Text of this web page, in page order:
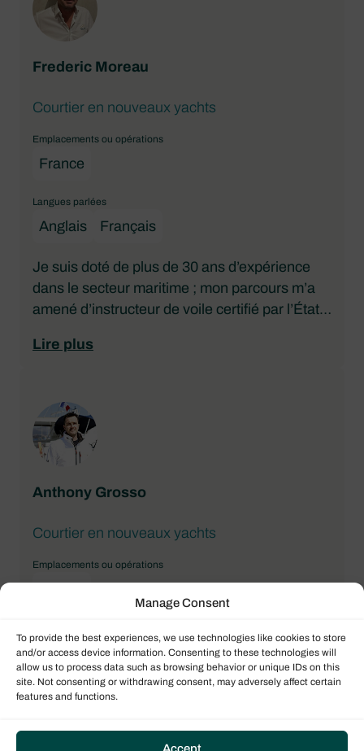
Manage Consent
To provide the best experiences, we use technologies like cookies to store
and/or access device information. Consenting to these technologies will
allow us to process data such as browsing behavior or unique IDs on this
site. Not consenting or withdrawing consent, may adversely affect certain
features and functions.
s’assurer qu’ils se sentent à l’aise avec leur
achat de bateau potentiel et de toujours
Frederic Moreau
Courtier en nouveaux yachts
Emplacements ou opérations
France
Langues parlées
Anglais Français
Je suis doté de plus de 30 ans d’expérience
dans le secteur maritime ; mon parcours m’a
amené d’instructeur de voile certifié par l’État à
internationales et des tentatives de records de
locative de voiliers et catamarans, tout d’abord
auprès de grandes entreprises américaines,
puis chez Dream Yacht depuis 2008.
des solutions d’investissement de Dream
et des nouveaux passionnés, en leur
présentant notamment notre programme de
gestion de yachts conçu pour générer des
bénéfices élevés.
Lire plus
Anthony Grosso
Courtier en nouveaux yachts
Emplacements ou opérations
Anglais Français
La voile coule dans mon sang : je l’ai héritée
du Sud de la France, de la Corse et des